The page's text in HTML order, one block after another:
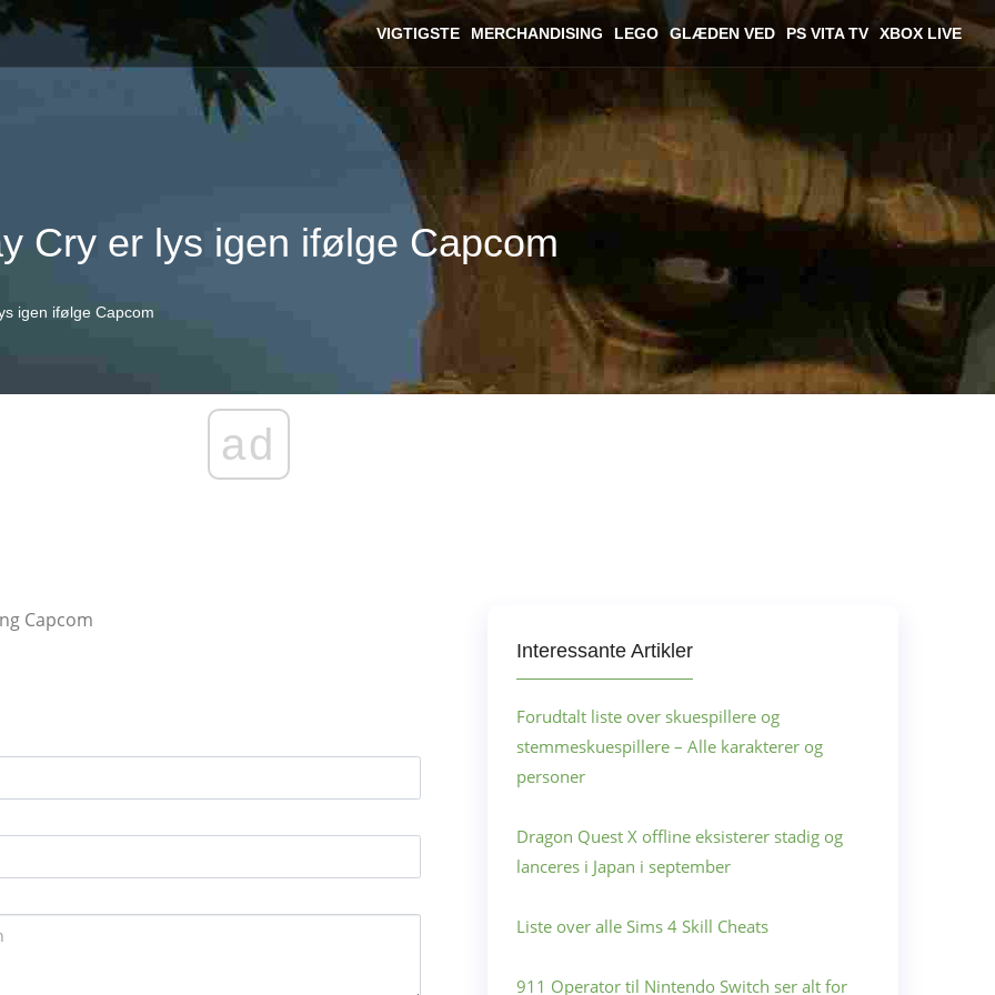
VIGTIGSTE MERCHANDISING LEGO GLÆDEN VED PS VITA TV XBOX LIVE
Cry er lys igen ifølge Capcom
igen ifølge Capcom
ad
Capcom
Interessante Artikler
Forudtalt liste over skuespillere og
stemmeskuespillere – Alle karakterer og
personer
Dragon Quest X offline eksisterer stadig og
lanceres i Japan i september
Liste over alle Sims 4 Skill Cheats
911 Operator til Nintendo Switch ser alt for